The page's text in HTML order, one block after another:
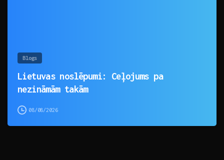
Blogs
Lietuvas noslēpumi: Ceļojums pa
nezināmām takām
08/08/2026